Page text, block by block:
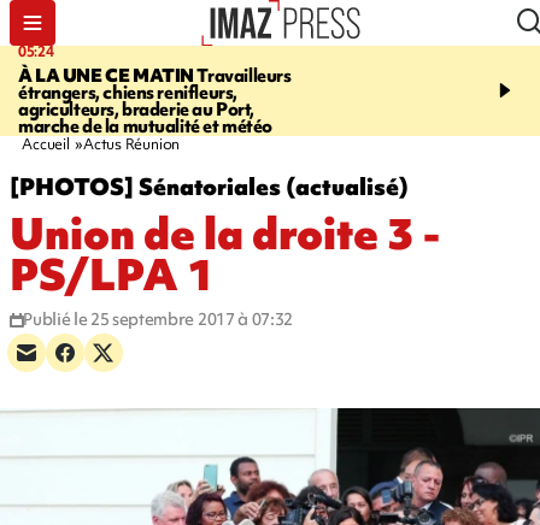
05:24
À LA UNE CE MATINTravailleurs
étrangers, chiens renifleurs,
agriculteurs, braderie au Port,
marche de la mutualité et météo
07:05
mobilisés pour traquer
Accueil Actus Réunion
[PHOTOS] Sénatoriales (actualisé)
Union de la droite 3 -
PS/LPA 1
Publié le 25 septembre 2017 à 07:32